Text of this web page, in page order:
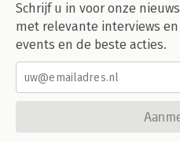
Schrijf u in voor onze
met relevante interviews
events en de beste acties.